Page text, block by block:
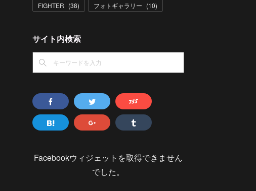
FIGHTER (38) フォトギャラリー (10)
サイト内検索
Facebookウィジェットを取得できません
でした。